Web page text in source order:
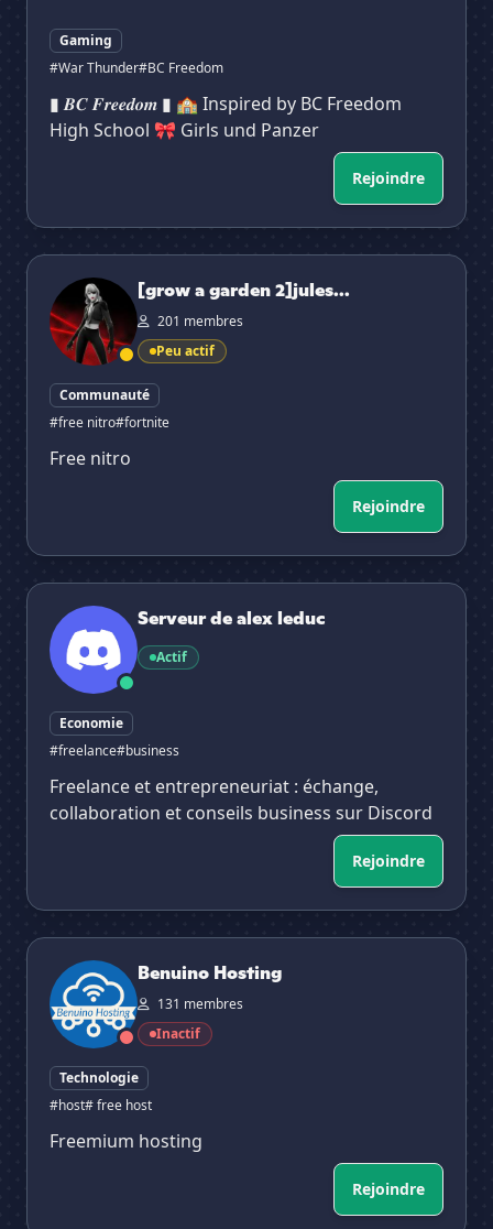
Gaming
#War Thunder#BC Freedom
▮ 𝑩𝑪 𝑭𝒓𝒆𝒆𝒅𝒐𝒎 ▮ 🏫 Inspired by BC Freedom
High School 🎀 Girls und Panzer
Rejoindre
[grow a garden 2]jules discord
[grow a garden 2]jules...
201 membres
Peu actif
Communauté
#free nitro#fortnite
Free nitro
Rejoindre
Serveur de alex leduc
Serveur de alex leduc
Actif
Economie
#freelance#business
Freelance et entrepreneuriat : échange,
collaboration et conseils business sur Discord
Rejoindre
Benuino Hosting
Benuino Hosting
131 membres
Inactif
Technologie
#host# free host
Freemium hosting
Rejoindre